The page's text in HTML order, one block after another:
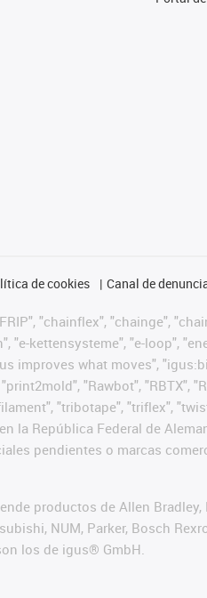
de cookies Canal de
"chainflex", "chainge",
"e-kettensysteme", "e-loop",
improves what moves",
"Rawbot", "RBTX",
"tribotape", "triflex",
la República Federal de
pendientes o marcas
productos de Allen Bradley,
NUM, Parker, Bosch
los de igus® GmbH.